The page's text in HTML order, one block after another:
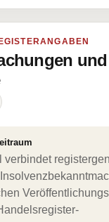
und
verbindet